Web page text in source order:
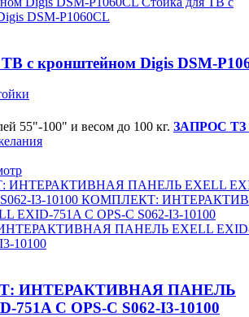
с кронштейном Digis DSM-
55"-100" и весом до 100 кг. ЗАПРОС ТЗ
ИНТЕРАКТИВНАЯ ПАНЕЛЬ
751A C OPS-С S062-I3-10100